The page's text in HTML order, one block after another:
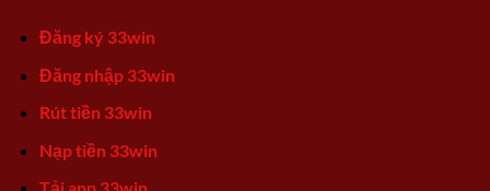
Đăng ký 33win
Đăng nhập 33win
Rút tiền 33win
Nạp tiền 33win